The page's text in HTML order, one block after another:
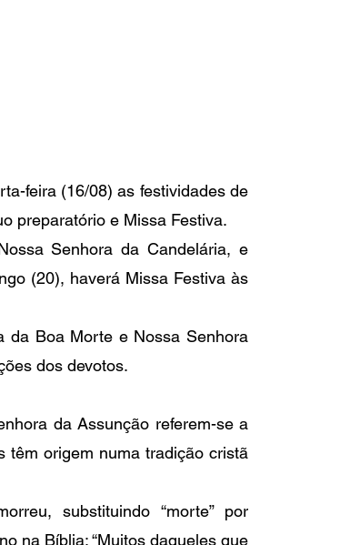
feira (16/08) as festividades de
preparatório e Missa Festiva.
Senhora da Candelária, e
(20), haverá Missa Festiva às
da Boa Morte e Nossa Senhora
dos devotos.
da Assunção referem-se a
têm origem numa tradição cristã
substituindo “morte” por
na Bíblia: “Muitos daqueles que